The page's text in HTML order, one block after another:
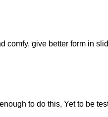
give better form in
to do this, Yet to be